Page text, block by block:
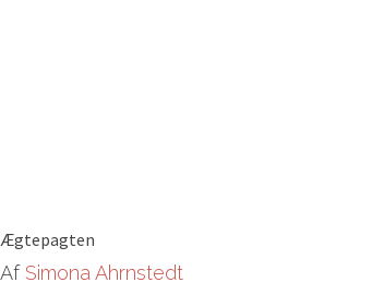
Ægtepagten
Af Simona Ahrnstedt